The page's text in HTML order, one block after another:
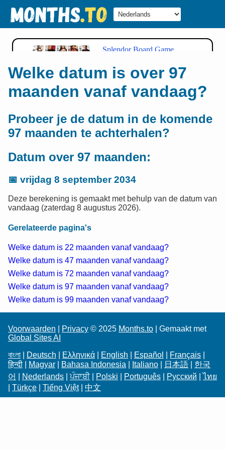
Welke datum is over 97
maanden vanaf vandaag?
Probeer je de datum in de komende
97 maanden te achterhalen?
Datum over 97 maanden:
📅 vrijdag 8 september 2034
Deze berekening is gemaakt met behulp van de datum van
vandaag (zaterdag 8 augustus 2026).
Gerelateerde pagina's
Welke datum is 22 maanden vanaf vandaag?
Welke datum is 47 maanden vanaf vandaag?
Welke datum is 72 maanden vanaf vandaag?
Welke datum is 97 maanden vanaf vandaag?
Welke datum is 99 maanden vanaf vandaag?
Voorwaarden Privacy © 2025 Months.to | Gemaakt met
Global Sites AI
বাংলা
Deutsch Ελληνικά English Español Français
हिन्दी
Magyar Bahasa Indonesia Italiano 日本語
한국
어
Nederlands |ਪੰਜਾਬੀ| Polski Português Русский |ไทย
Türkçe Tiếng Việt| 中文